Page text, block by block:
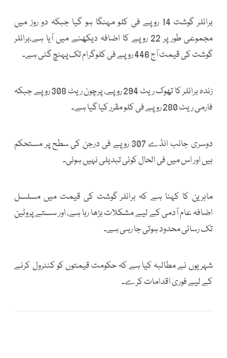
برائلر گوشت 14 روپے فی کلو مہنگا ہو گیا جبکہ دو روز میں
مجموعی طور پر 22 روپے کا اضافہ دیکھنے میں آیا ہے،برائلر
گوشت کی قیمت آج 446 روپے فی کلوگرام تک پہنچ گئی ہے۔
زندہ برائلر کا تھوک ریٹ 294 روپے، پرچون ریٹ 308 روپے جبکہ
فارمی ریٹ 280 روپے فی کلو مقرر کیا گیا ہے۔
دوسری جانب انڈے 307 روپے فی درجن کی سطح پر مستحکم
ہیں اور اس میں فی الحال کوئی تبدیلی نہیں ہوئی۔
ماہرین کا کہنا ہے کہ برائلر گوشت کی قیمت میں مسلسل
اضافہ عام آدمی کے لیے مشکلات بڑھا رہا ہے، اور سستے پروٹین
تک رسائی محدود ہوتی جا رہی ہے۔
شہریوں نے مطالبہ کیا ہے کہ حکومت قیمتوں کو کنٹرول کرنے
کے لیے فوری اقدامات کرے۔